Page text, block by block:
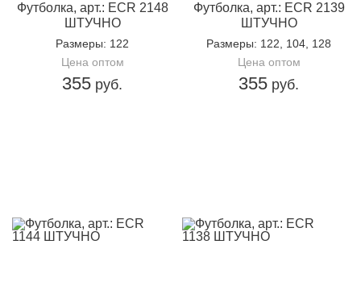
Футболка, арт.: ECR 2148
ШТУЧНО
Размеры: 122
Цена оптом
355 руб.
Футболка, арт.: ECR 2139
ШТУЧНО
Размеры: 122, 104, 128
Цена оптом
355 руб.